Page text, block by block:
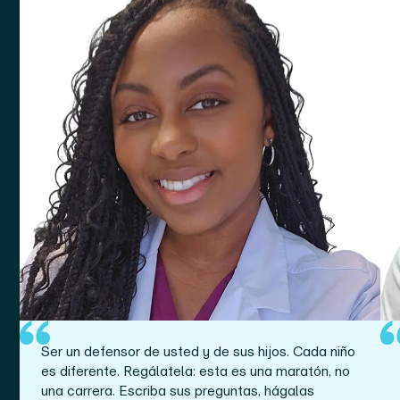
Ser un defensor de usted y de sus hijos. Cada niño
es diferente. Regálatela: esta es una maratón, no
una carrera. Escriba sus preguntas, hágalas